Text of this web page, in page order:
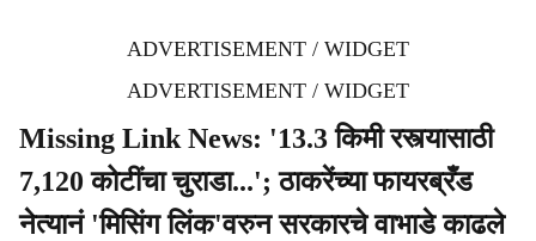
ADVERTISEMENT / WIDGET
ADVERTISEMENT / WIDGET
Missing Link News: '13.3 किमी रस्त्यासाठी
7,120 कोटींचा चुराडा...'; ठाकरेंच्या फायरब्रँड
नेत्यानं 'मिसिंग लिंक'वरुन सरकारचे वाभाडे काढले